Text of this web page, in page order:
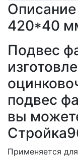
420*40
Подвес
подвес
вы
Применяется